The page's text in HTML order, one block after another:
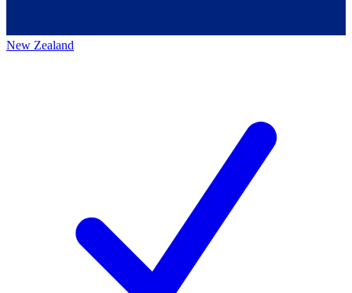
New Zealand